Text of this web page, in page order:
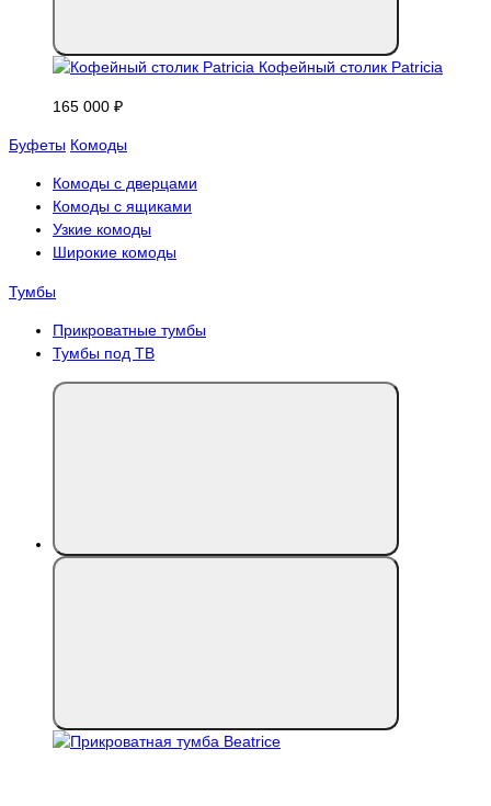
Кофейный столик Patricia
165 000 ₽
Буфеты Комоды
Комоды с дверцами
Комоды с ящиками
Узкие комоды
Широкие комоды
Тумбы
Прикроватные тумбы
Тумбы под ТВ